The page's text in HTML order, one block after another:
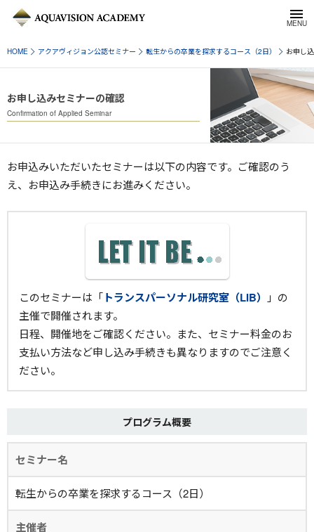
HOME アクアヴィジョン公認セミナー 転生からの卒業を探求するコース（2日） お申し
お申し込みセミナーの確認
Confirmation of Applied Seminar
お申込みいただいたセミナーは以下の内容です。ご確認のう
え、お申込み手続きにお進みください。
このセミナーは「トランスパーソナル研究室（LIB）
」の
主催で開催されます。
日程、開催地をご確認ください。また、セミナー料金のお
支払い方法など申し込み手続きも異なりますのでご注意く
ださい。
プログラム概要
セミナー名
転生からの卒業を探求するコース（2日）
主催者